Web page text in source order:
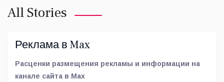
All Stories
Реклама в Max
Расценки размещения рекламы и информации на
канале сайта в Max